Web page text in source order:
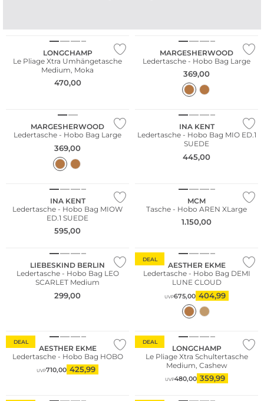
LONGCHAMP
Le Pliage Xtra Umhängetasche
Medium, Moka
470,00
MARGESHERWOOD
Ledertasche - Hobo Bag Large
369,00
MARGESHERWOOD
Ledertasche - Hobo Bag Large
369,00
INA KENT
Ledertasche - Hobo Bag MIO ED.1
SUEDE
445,00
INA KENT
Ledertasche - Hobo Bag MIOW
ED.1 SUEDE
595,00
MCM
Tasche - Hobo AREN XLarge
1.150,00
LIEBESKIND BERLIN
Ledertasche - Hobo Bag LEO
SCARLET Medium
299,00
DEAL
AESTHER EKME
Ledertasche - Hobo Bag DEMI
LUNE CLOUD
UVP675,00 404,99
DEAL
AESTHER EKME
Ledertasche - Hobo Bag HOBO
UVP710,00 425,99
DEAL
LONGCHAMP
Le Pliage Xtra Schultertasche
Medium, Cashew
UVP480,00 359,99